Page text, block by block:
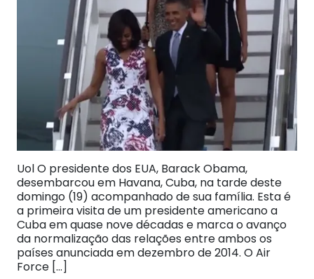
Uol O presidente dos EUA, Barack Obama,
desembarcou em Havana, Cuba, na tarde deste
domingo (19) acompanhado de sua família. Esta é
a primeira visita de um presidente americano a
Cuba em quase nove décadas e marca o avanço
da normalização das relações entre ambos os
países anunciada em dezembro de 2014. O Air
Force […]